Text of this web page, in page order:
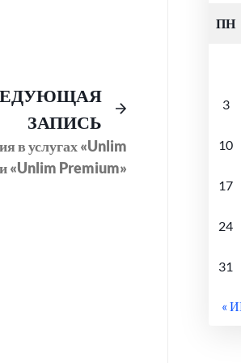
ЗАПИСЬ
в услугах «Unlim
«Unlim Premium»
ПН
3
10
17
24
31
«